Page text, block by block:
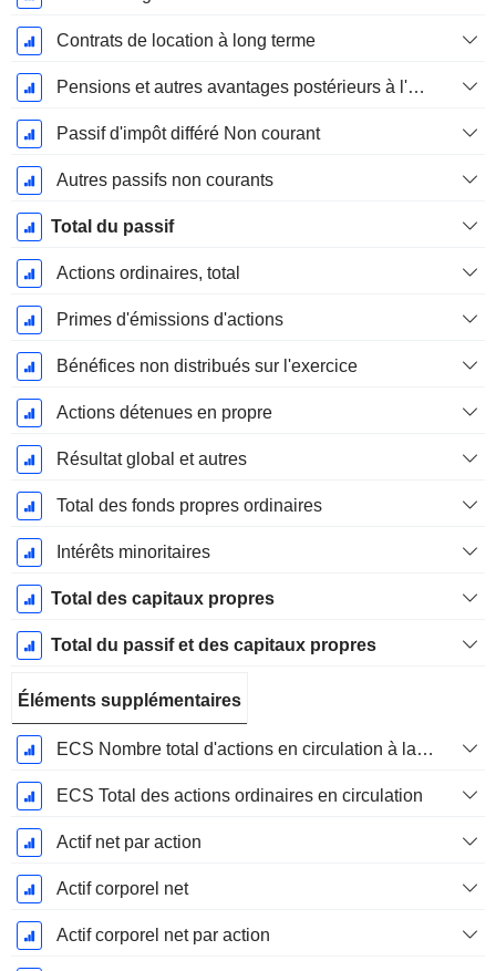
Contrats de location à long terme
Pensions et autres avantages postérieurs à l'emploi
Passif d'impôt différé Non courant
Autres passifs non courants
Total du passif
Actions ordinaires, total
Primes d'émissions d'actions
Bénéfices non distribués sur l'exercice
Actions détenues en propre
Résultat global et autres
Total des fonds propres ordinaires
Intérêts minoritaires
Total des capitaux propres
Total du passif et des capitaux propres
Éléments supplémentaires
ECS Nombre total d'actions en circulation à la date de dépôt
ECS Total des actions ordinaires en circulation
Actif net par action
Actif corporel net
Actif corporel net par action